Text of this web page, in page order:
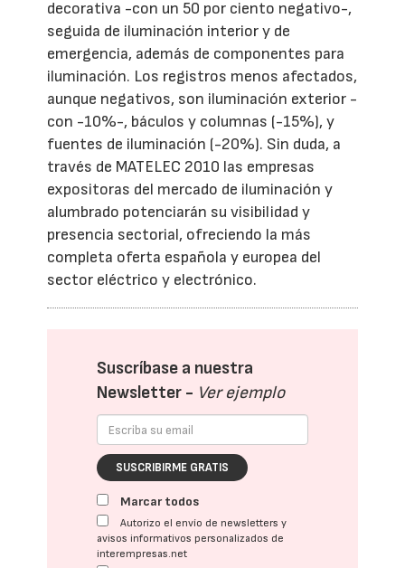
decorativa -con un 50 por ciento negativo-,
seguida de iluminación interior y de
emergencia, además de componentes para
iluminación. Los registros menos afectados,
aunque negativos, son iluminación exterior -
con -10%-, báculos y columnas (-15%), y
fuentes de iluminación (-20%). Sin duda, a
través de MATELEC 2010 las empresas
expositoras del mercado de iluminación y
alumbrado potenciarán su visibilidad y
presencia sectorial, ofreciendo la más
completa oferta española y europea del
sector eléctrico y electrónico.
Suscríbase a nuestra
Newsletter - Ver ejemplo
SUSCRIBIRME GRATIS
Marcar todos
Autorizo el envío de newsletters y
avisos informativos personalizados de
interempresas.net